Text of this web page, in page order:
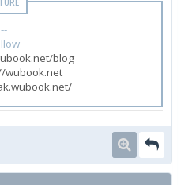
--
blog
wubook.net